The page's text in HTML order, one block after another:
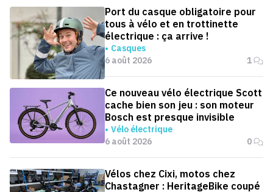
Port du casque obligatoire pour
tous à vélo et en trottinette
électrique : ça arrive !
Casques
6 août 2026
1
Ce nouveau vélo électrique Scott
cache bien son jeu : son moteur
Bosch est presque invisible
Vélo électrique
6 août 2026
0
Vélos chez Cixi, motos chez
Chastagner : HeritageBike coupé